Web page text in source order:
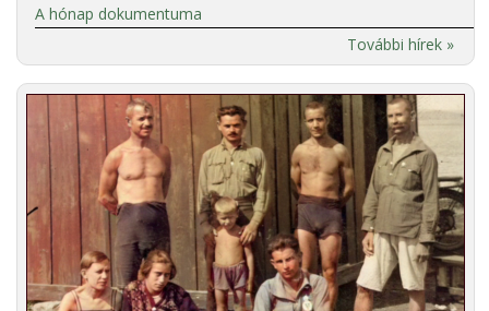
A hónap dokumentuma
További hírek »